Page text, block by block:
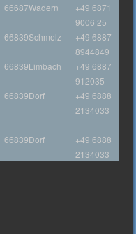
66687Wadern
+49 6871
9006 25
66839Schmelz
+49 6887
8944849
66839Limbach
+49 6887
912035
66839Dorf
+49 6888
2134033
66839Dorf
+49 6888
2134033